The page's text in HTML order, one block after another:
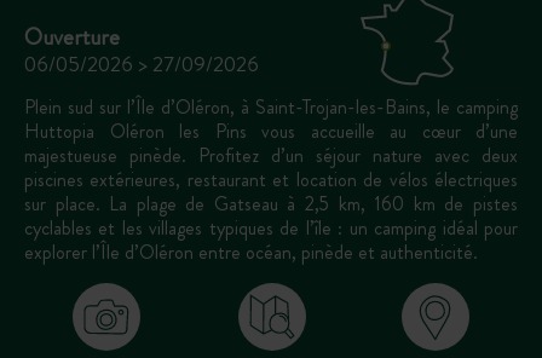
Ouverture
06/05/2026 > 27/09/2026
Plein sud sur l’Île d’Oléron, à Saint-Trojan-les-Bains, le camping
Huttopia Oléron les Pins vous accueille au cœur d’une
majestueuse pinède. Profitez d’un séjour nature avec deux
piscines extérieures, restaurant et location de vélos électriques
sur place. La plage de Gatseau à 2,5 km, 160 km de pistes
cyclables et les villages typiques de l’île : un camping idéal pour
explorer l’Île d’Oléron entre océan, pinède et authenticité.